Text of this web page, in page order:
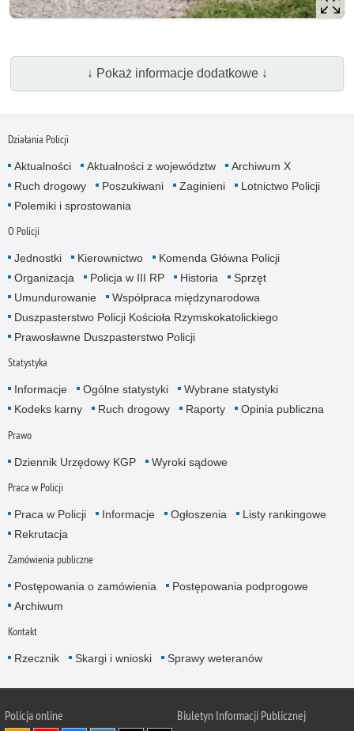
↓ Pokaż informacje dodatkowe ↓
Działania Policji
Aktualności Aktualności z województw
Archiwum X
Ruch drogowy
Poszukiwani Zaginieni
Lotnictwo Policji
Polemiki i sprostowania
O Policji
Jednostki Kierownictwo
Komenda Główna Policji
Organizacja
Policja w III RP Historia
Sprzęt
Umundurowanie
Współpraca międzynarodowa
Duszpasterstwo Policji Kościoła Rzymskokatolickiego
Prawosławne Duszpasterstwo Policji
Statystyka
Informacje Ogólne statystyki
Wybrane statystyki
Kodeks karny
Ruch drogowy Raporty Opinia publiczna
Prawo
Dziennik Urzędowy KGP Wyroki sądowe
Praca w Policji
Praca w Policji Informacje Ogłoszenia
Listy rankingowe
Rekrutacja
Zamówienia publiczne
Postępowania o zamówienia
Postępowania podprogowe
Archiwum
Kontakt
Rzecznik Skargi i wnioski Sprawy weteranów
Policjaonline Biuletyn Informacji Publicznej